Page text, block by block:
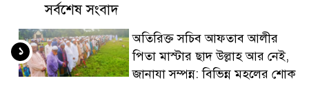
সর্বশেষ সংবাদ
অতিরিক্ত সচিব আফতাব আলীর
পিতা মাস্টার ছাদ উল্লাহ আর নেই,
জানাযা সম্পন্ন: বিভিন্ন মহলের শোক
১